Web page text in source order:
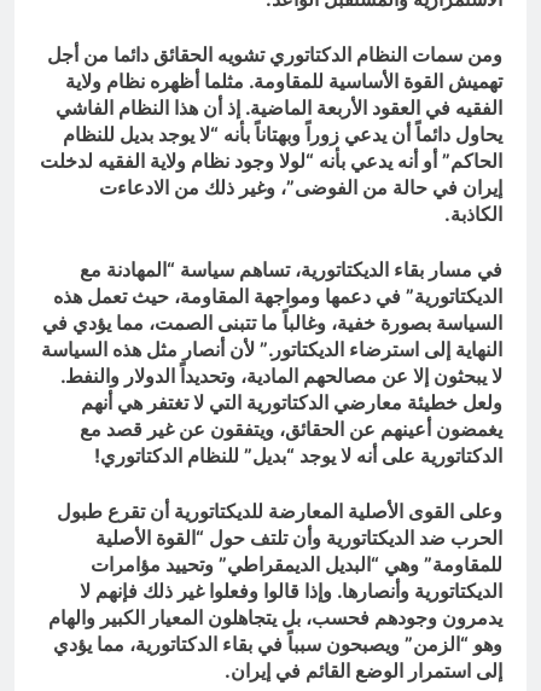
ومن سمات النظام الدكتاتوري تشويه الحقائق دائما من أجل
تهميش القوة الأساسية للمقاومة. مثلما أظهره نظام ولاية
الفقيه في العقود الأربعة الماضية. إذ أن هذا النظام الفاشي
يحاول دائماً أن يدعي زوراً وبهتاناً بأنه “لا يوجد بديل للنظام
الحاكم” أو أنه يدعي بأنه “لولا وجود نظام ولاية الفقيه لدخلت
إيران في حالة من الفوضى”، وغير ذلك من الادعاءت
الكاذبة.
في مسار بقاء الديكتاتورية، تساهم سياسة “المهادنة مع
الديكتاتورية” في دعمها ومواجهة المقاومة، حيث تعمل هذه
السياسة بصورة خفية، وغالباً ما تتبنى الصمت، مما يؤدي في
النهاية إلى استرضاء الديكتاتور.” لأن أنصار مثل هذه السياسة
لا يبحثون إلا عن مصالحهم المادية، وتحديداً الدولار والنفط.
ولعل خطيئة معارضي الدكتاتورية التي لا تغتفر هي أنهم
يغمضون أعينهم عن الحقائق، ويتفقون عن غير قصد مع
الدكتاتورية على أنه لا يوجد “بديل” للنظام الدكتاتوري!
وعلى القوى الأصلية المعارضة للديكتاتورية أن تقرع طبول
الحرب ضد الديكتاتورية وأن تلتف حول “القوة الأصلية
للمقاومة” وهي “البديل الديمقراطي” وتحييد مؤامرات
الديكتاتورية وأنصارها. وإذا قالوا وفعلوا غير ذلك فإنهم لا
يدمرون وجودهم فحسب، بل يتجاهلون المعيار الكبير والهام
وهو “الزمن” ويصبحون سبباً في بقاء الدكتاتورية، مما يؤدي
إلى استمرار الوضع القائم في إيران.